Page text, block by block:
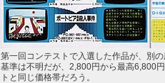
第一回コンテストで入選した作品が、別
基準は不明だが、2,800円から最高6,800
トと同じ価格帯だろう。